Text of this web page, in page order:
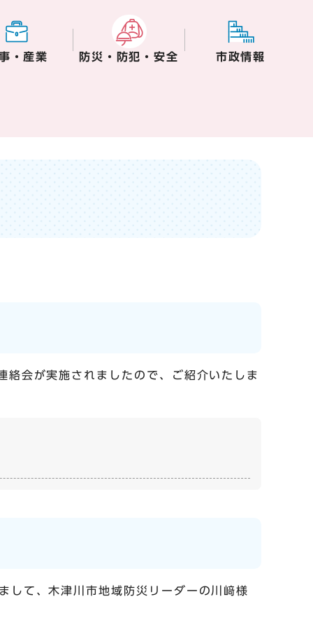
・産業 防災・防犯・安全 市政情報
会が実施されましたので、ご紹介いたしま
して、木津川市地域防災リーダーの川﨑様